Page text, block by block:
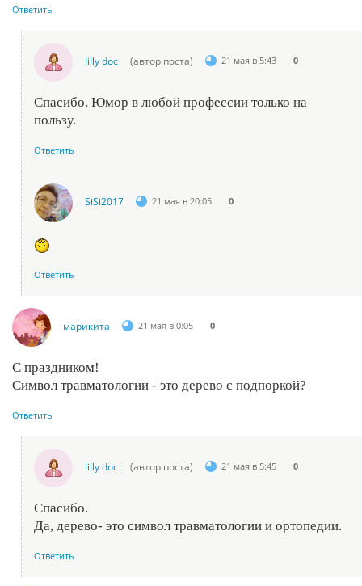
Ответить
lilly doc (автор поста) 21 мая в 5:43 0
Спасибо. Юмор в любой профессии только на
пользу.
Ответить
SiSi2017 21 мая в 20:05 0
Ответить
марикита 21 мая в 0:05 0
С праздником!
Символ травматологии - это дерево с подпоркой?
Ответить
lilly doc (автор поста) 21 мая в 5:45 0
Спасибо.
Да, дерево- это символ травматологии и ортопедии.
Ответить